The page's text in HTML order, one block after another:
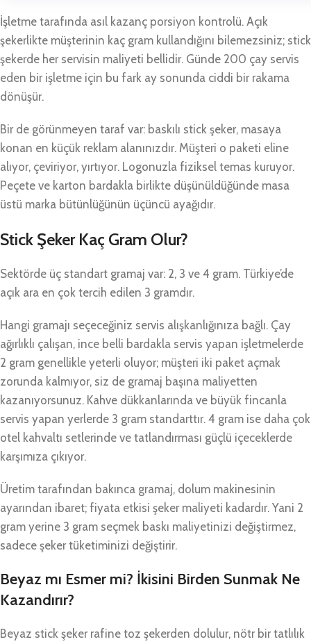
İşletme tarafında asıl kazanç porsiyon kontrolü. Açık
şekerlikte müşterinin kaç gram kullandığını bilemezsiniz; stick
şekerde her servisin maliyeti bellidir. Günde 200 çay servis
eden bir işletme için bu fark ay sonunda ciddi bir rakama
dönüşür.
Bir de görünmeyen taraf var: baskılı stick şeker, masaya
konan en küçük reklam alanınızdır. Müşteri o paketi eline
alıyor, çeviriyor, yırtıyor. Logonuzla fiziksel temas kuruyor.
Peçete ve karton bardakla birlikte düşünüldüğünde masa
üstü marka bütünlüğünün üçüncü ayağıdır.
Stick Şeker Kaç Gram Olur?
Sektörde üç standart gramaj var: 2, 3 ve 4 gram. Türkiye’de
açık ara en çok tercih edilen 3 gramdır.
Hangi gramajı seçeceğiniz servis alışkanlığınıza bağlı. Çay
ağırlıklı çalışan, ince belli bardakla servis yapan işletmelerde
2 gram genellikle yeterli oluyor; müşteri iki paket açmak
zorunda kalmıyor, siz de gramaj başına maliyetten
kazanıyorsunuz. Kahve dükkanlarında ve büyük fincanla
servis yapan yerlerde 3 gram standarttır. 4 gram ise daha çok
otel kahvaltı setlerinde ve tatlandırması güçlü içeceklerde
karşımıza çıkıyor.
Üretim tarafından bakınca gramaj, dolum makinesinin
ayarından ibaret; fiyata etkisi şeker maliyeti kadardır. Yani 2
gram yerine 3 gram seçmek baskı maliyetinizi değiştirmez,
sadece şeker tüketiminizi değiştirir.
Beyaz mı Esmer mi? İkisini Birden Sunmak Ne
Kazandırır?
Beyaz stick şeker rafine toz şekerden dolulur, nötr bir tatlılık